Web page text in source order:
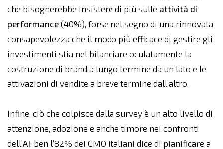
che bisognerebbe insistere di più sulle attività di
performance(40%), forse nel segno di una rinnovata
consapevolezza che il modo più efficace di gestire gli
investimenti stia nel bilanciare oculatamente la
costruzione di brand a lungo termine da un lato e le
attivazioni di vendite a breve termine dall’altro.
Infine, ciò che colpisce dalla survey è un alto livello di
attenzione, adozione e anche timore nei confronti
dell’AI: ben l’82% dei CMO italiani dice di pianificare a